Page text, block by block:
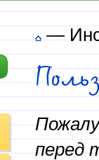
—
перед